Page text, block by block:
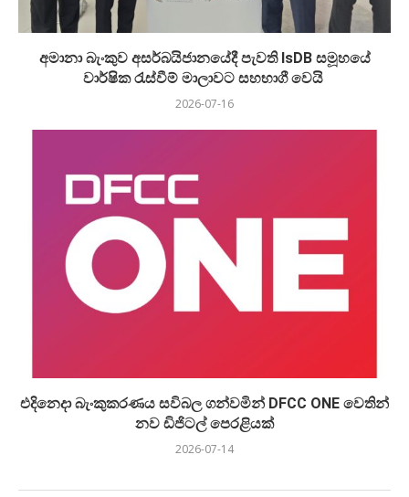
අමානා බැංකුව අසර්බයිජානයේදී පැවති IsDB සමූහයේ
වාර්ෂික රැස්වීම් මාලාවට සහභාගී වෙයි
2026-07-16
එදිනෙදා බැංකුකරණය සවිබල ගන්වමින් DFCC ONE වෙතින්
නව ඩිජිටල් පෙරළියක්
2026-07-14